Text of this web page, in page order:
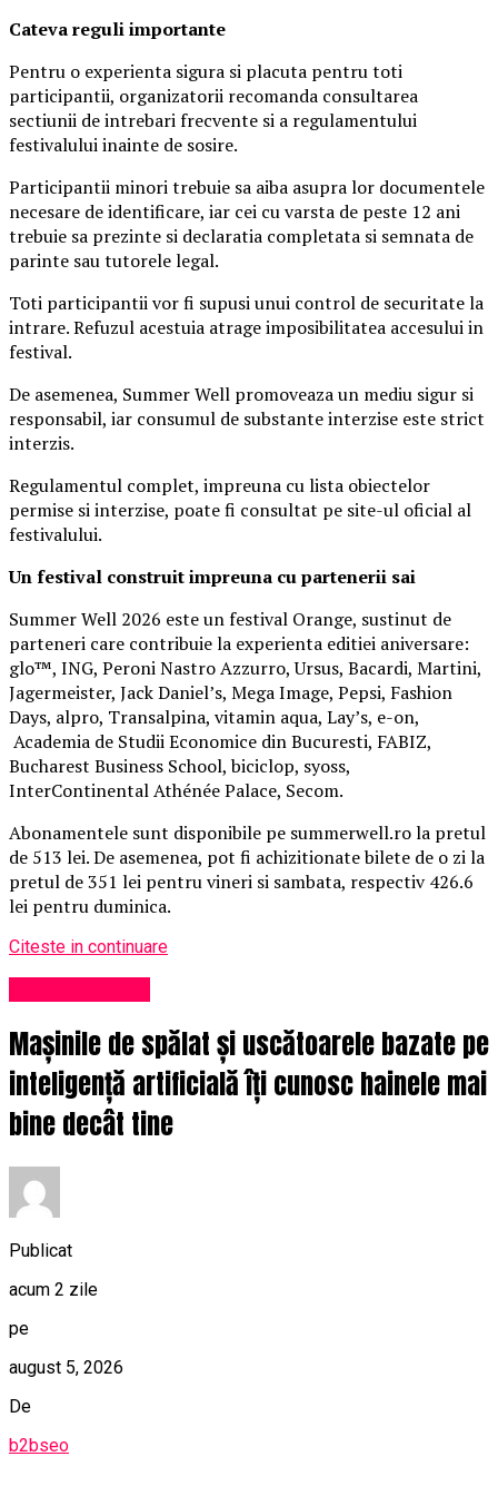
Cateva reguli importante
Pentru o experienta sigura si placuta pentru toti
participantii, organizatorii recomanda consultarea
sectiunii de intrebari frecvente si a regulamentului
festivalului inainte de sosire.
Participantii minori trebuie sa aiba asupra lor documentele
necesare de identificare, iar cei cu varsta de peste 12 ani
trebuie sa prezinte si declaratia completata si semnata de
parinte sau tutorele legal.
Toti participantii vor fi supusi unui control de securitate la
intrare. Refuzul acestuia atrage imposibilitatea accesului in
festival.
De asemenea, Summer Well promoveaza un mediu sigur si
responsabil, iar consumul de substante interzise este strict
interzis.
Regulamentul complet, impreuna cu lista obiectelor
permise si interzise, poate fi consultat pe site-ul oficial al
festivalului.
Un festival construitimpreuna cu partenerii sai
Summer Well 2026 este un festival Orange, sustinut de
parteneri care contribuie la experienta editiei aniversare:
glo™, ING, Peroni Nastro Azzurro, Ursus, Bacardi, Martini,
Jagermeister, Jack Daniel’s, Mega Image, Pepsi, Fashion
Days, alpro, Transalpina, vitamin aqua, Lay’s, e-on,
Academia de Studii Economice din Bucuresti, FABIZ,
Bucharest Business School, biciclop, syoss,
InterContinental Athénée Palace, Secom.
Abonamentele sunt disponibile pe summerwell.ro la pretul
de 513 lei. De asemenea, pot fi achizitionate bilete de o zi la
pretul de 351 lei pentru vineri si sambata, respectiv 426.6
lei pentru duminica.
Citeste in continuare
Mașinile de spălat și uscătoarele bazate pe
inteligență artificială îți cunosc hainele mai
bine decât tine
Publicat
acum 2 zile
pe
august 5, 2026
De
b2bseo